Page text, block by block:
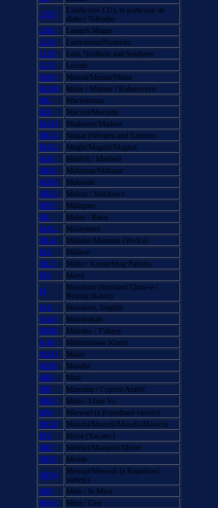
LND
Lunda (see LU), in particular its
dialect Ndembo
LNG
Lungeli Magar
LUN
Lunyaneka/Nyaneka
LUR
Luri, Northern and Southern
LUV
Luvale
MAS
Maasai/Massai/Masai
MAM
Maay / Mamay / Rahanweyn
MC
Macedonian
MX
Macuxi/Macushi
MAD
Madurese/Madura
MGA
Magar (Western and Eastern)
MAG
Maghi/Magahi/Maghai
MAI
Maithili / Maithali
MKS
Makassar/Makasar
MAK
Makonde
MKU
Makua / Makhuwa
MSY
Malagasy
ML
Malay / Baku
MAL
Malayalam
MLK
Malinke/Maninka (We/Ea)
MA
Maltese
MLT
Malto / Kumarbhag Paharia
MV
Malvi
M
Mandarin (Standard Chinese /
Beijing dialect)
M,E
Mandarin, English
NAN
Mandenkan
MNB
Manobo / T'duray
K-M
Manumanaw Karen
MAO
Maori
MAR
Marathi
MRI
Mari
MR
Maronite / Cypriot Arabic
MRU
Maru / Lhao Vo
MW
Marwari (a Rajasthani variety)
MCH
Mavchi/Mouchi/Mauchi/Mawchi
MY
Maya (Yucatec)
MEI
Meithei/Manipuri/Meitei
MEN
Mende
MEW
Mewari/Mewadi (a Rajasthani
variety)
MIE
Mien / Iu Mien
MNA
Mina / Gen